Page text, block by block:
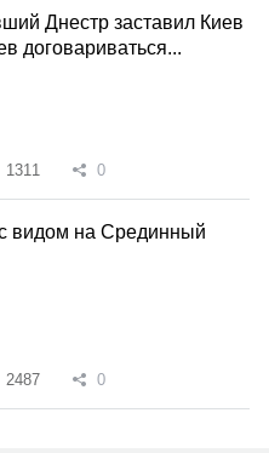
Днестр заставил Киев
договариваться...
1311 0
видом на Срединный
2487 0